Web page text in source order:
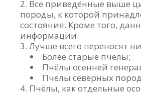
Все приведённые выше
породы, к которой
состояния. Кроме того,
информации.
Лучше всего переносят
Более старые пчёлы;
Пчёлы осенней
Пчёлы северных пород
Пчёлы, как отдельные